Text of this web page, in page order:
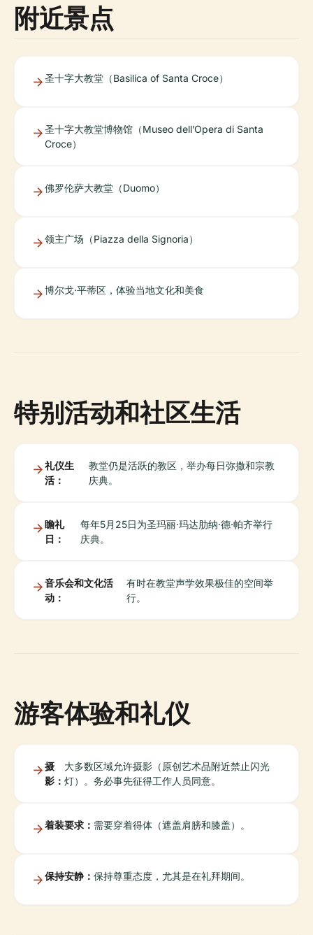
附近景点
圣十字大教堂（Basilica of Santa Croce）
圣十字大教堂博物馆（Museo dell’Opera di Santa
Croce）
佛罗伦萨大教堂（Duomo）
领主广场（Piazza della Signoria）
博尔戈·平蒂区，体验当地文化和美食
特别活动和社区生活
礼仪生
活：
教堂仍是活跃的教区，举办每日弥撒和宗教
庆典。
瞻礼
日：
每年5月25日为圣玛丽·玛达肋纳·德·帕齐举行
庆典。
音乐会和文化活
动：
有时在教堂声学效果极佳的空间举
行。
游客体验和礼仪
摄
影：
大多数区域允许摄影（原创艺术品附近禁止闪光
灯）。务必事先征得工作人员同意。
着装要求： 需要穿着得体（遮盖肩膀和膝盖）。
保持安静： 保持尊重态度，尤其是在礼拜期间。